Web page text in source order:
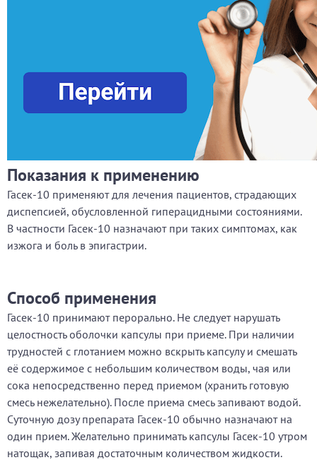
Показания к применению
Гасек-10 применяют для лечения пациентов, страдающих
диспепсией, обусловленной гиперацидными состояниями.
В частности Гасек-10 назначают при таких симптомах, как
изжога и боль в эпигастрии.
Способ применения
Гасек-10 принимают перорально. Не следует нарушать
целостность оболочки капсулы при приеме. При наличии
трудностей с глотанием можно вскрыть капсулу и смешать
её содержимое с небольшим количеством воды, чая или
сока непосредственно перед приемом (хранить готовую
смесь нежелательно). После приема смесь запивают водой.
Суточную дозу препарата Гасек-10 обычно назначают на
один прием. Желательно принимать капсулы Гасек-10 утром
натощак, запивая достаточным количеством жидкости.